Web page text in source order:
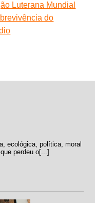
Luterana Mundial
do
ecológica, política, moral
perdeu o[...]